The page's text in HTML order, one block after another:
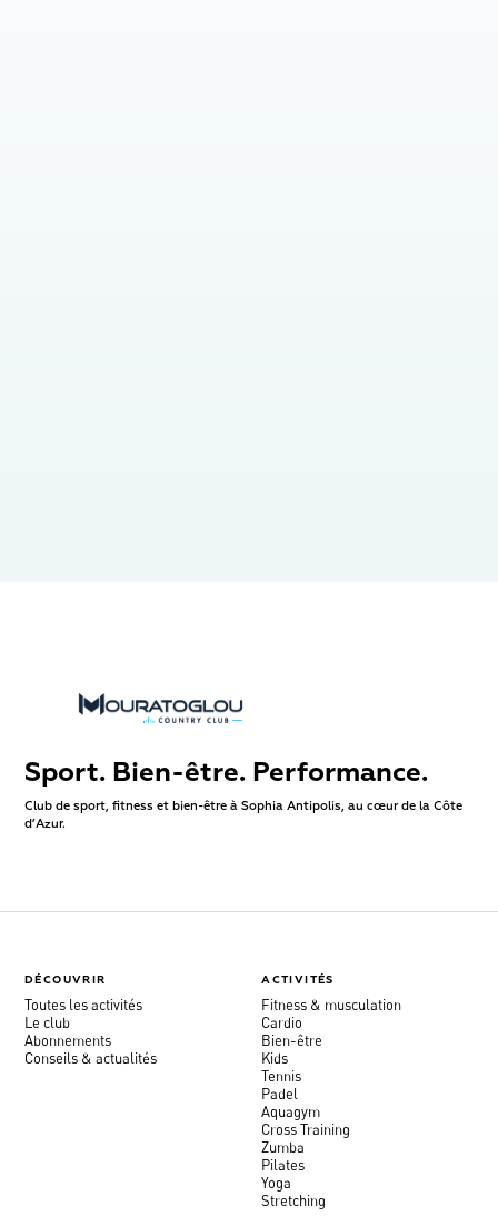
Sport. Bien-être. Performance.
Club de sport, fitness et bien-être à Sophia Antipolis, au cœur de la Côte
d’Azur.
DÉCOUVRIR
Toutes les activités
Le club
Abonnements
Conseils & actualités
ACTIVITÉS
Fitness & musculation
Cardio
Bien-être
Kids
Tennis
Padel
Aquagym
Cross Training
Zumba
Pilates
Yoga
Stretching